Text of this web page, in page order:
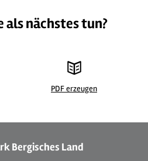
als nächstes tun?
PDF erzeugen
Bergisches Land